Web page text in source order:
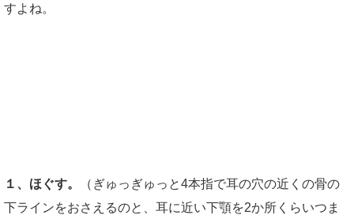
すよね。
１、ほぐす。
（ぎゅっぎゅっと4本指で耳の穴の近くの骨の
下ラインをおさえるのと、耳に近い下顎を2か所くらいつま